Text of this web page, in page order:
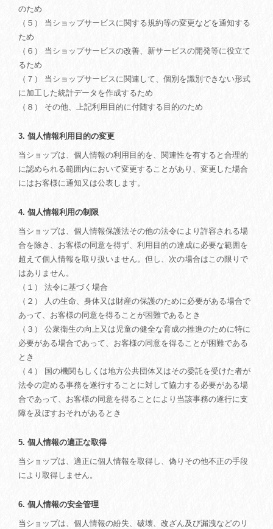
のため
（５） 当ショップサービスに関する規約等の変更などを通知する
ため
（６） 当ショップサービスの改善、新サービスの開発等に役立て
るため
（７） 当ショップサービスに関連して、個別を識別できない形式
に加工した統計データを作成するため
（８） その他、上記利用目的に付随する目的のため
3. 個人情報利用目的の変更
当ショップは、個人情報の利用目的を、関連性を有すると合理的
に認められる範囲内において変更することがあり、変更した場合
にはお客様に通知又は公表します。
4. 個人情報利用の制限
当ショップは、個人情報保護法その他の法令により許容される場
合を除き、お客様の同意を得ず、利用目的の達成に必要な範囲を
超えて個人情報を取り扱いません。但し、次の場合はこの限りで
はありません。
（１） 法令に基づく場合
（２） 人の生命、身体又は財産の保護のために必要がある場合で
あって、お客様の同意を得ることが困難であるとき
（３） 公衆衛生の向上又は児童の健全な育成の推進のために特に
必要がある場合であって、お客様の同意を得ることが困難である
とき
（４） 国の機関もしくは地方公共団体又はその委託を受けた者が
法令の定める事務を遂行することに対して協力する必要がある場
合であって、お客様の同意を得ることにより当該事務の遂行に支
障を及ぼすおそれがあるとき
5. 個人情報の適正な取得
当ショップは、適正に個人情報を取得し、偽りその他不正の手段
により取得しません。
6. 個人情報の安全管理
当ショップは、個人情報の紛失、破壊、改ざん及び漏洩などのリ